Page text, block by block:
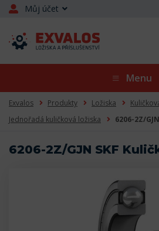
Můj účet
Menu
Exvalos Produkty Ložiska
Jednořadá kuličková ložiska
6206-2Z/
6206-2Z/GJN SKF